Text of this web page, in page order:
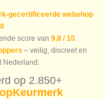
gecertificeerde webshop
score van 9,8 / 10.
– veilig, discreet en
op 2.850+